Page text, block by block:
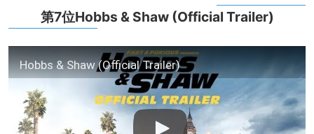
第7位Hobbs & Shaw (Official Trailer)
Hobbs & Shaw (Official Trailer)